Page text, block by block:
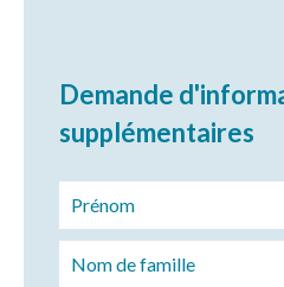
Demande
supplémentaires